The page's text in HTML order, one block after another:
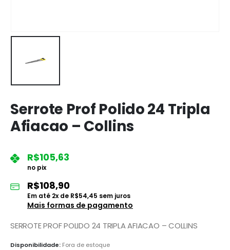
Serrote Prof Polido 24 Tripla
Afiacao – Collins
R$105,63
no pix
R$108,90
Em até 2x de R$54,45 sem juros
Mais formas de pagamento
SERROTE PROF POLIDO 24 TRIPLA AFIACAO – COLLINS
Disponibilidade: Fora de estoque